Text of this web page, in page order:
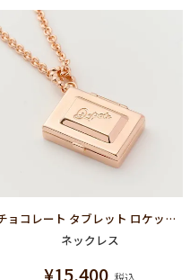
チョコレート タブレット ロケット ネックレス（ピンクゴールド）
ネックレス
¥15,400 税込